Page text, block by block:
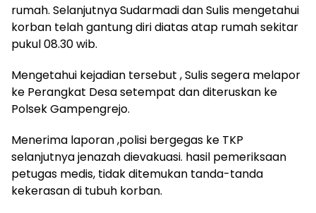
rumah. Selanjutnya Sudarmadi dan Sulis mengetahui
korban telah gantung diri diatas atap rumah sekitar
pukul 08.30 wib.
Mengetahui kejadian tersebut , Sulis segera melapor
ke Perangkat Desa setempat dan diteruskan ke
Polsek Gampengrejo.
Menerima laporan ,polisi bergegas ke TKP
selanjutnya jenazah dievakuasi. hasil pemeriksaan
petugas medis, tidak ditemukan tanda-tanda
kekerasan di tubuh korban.